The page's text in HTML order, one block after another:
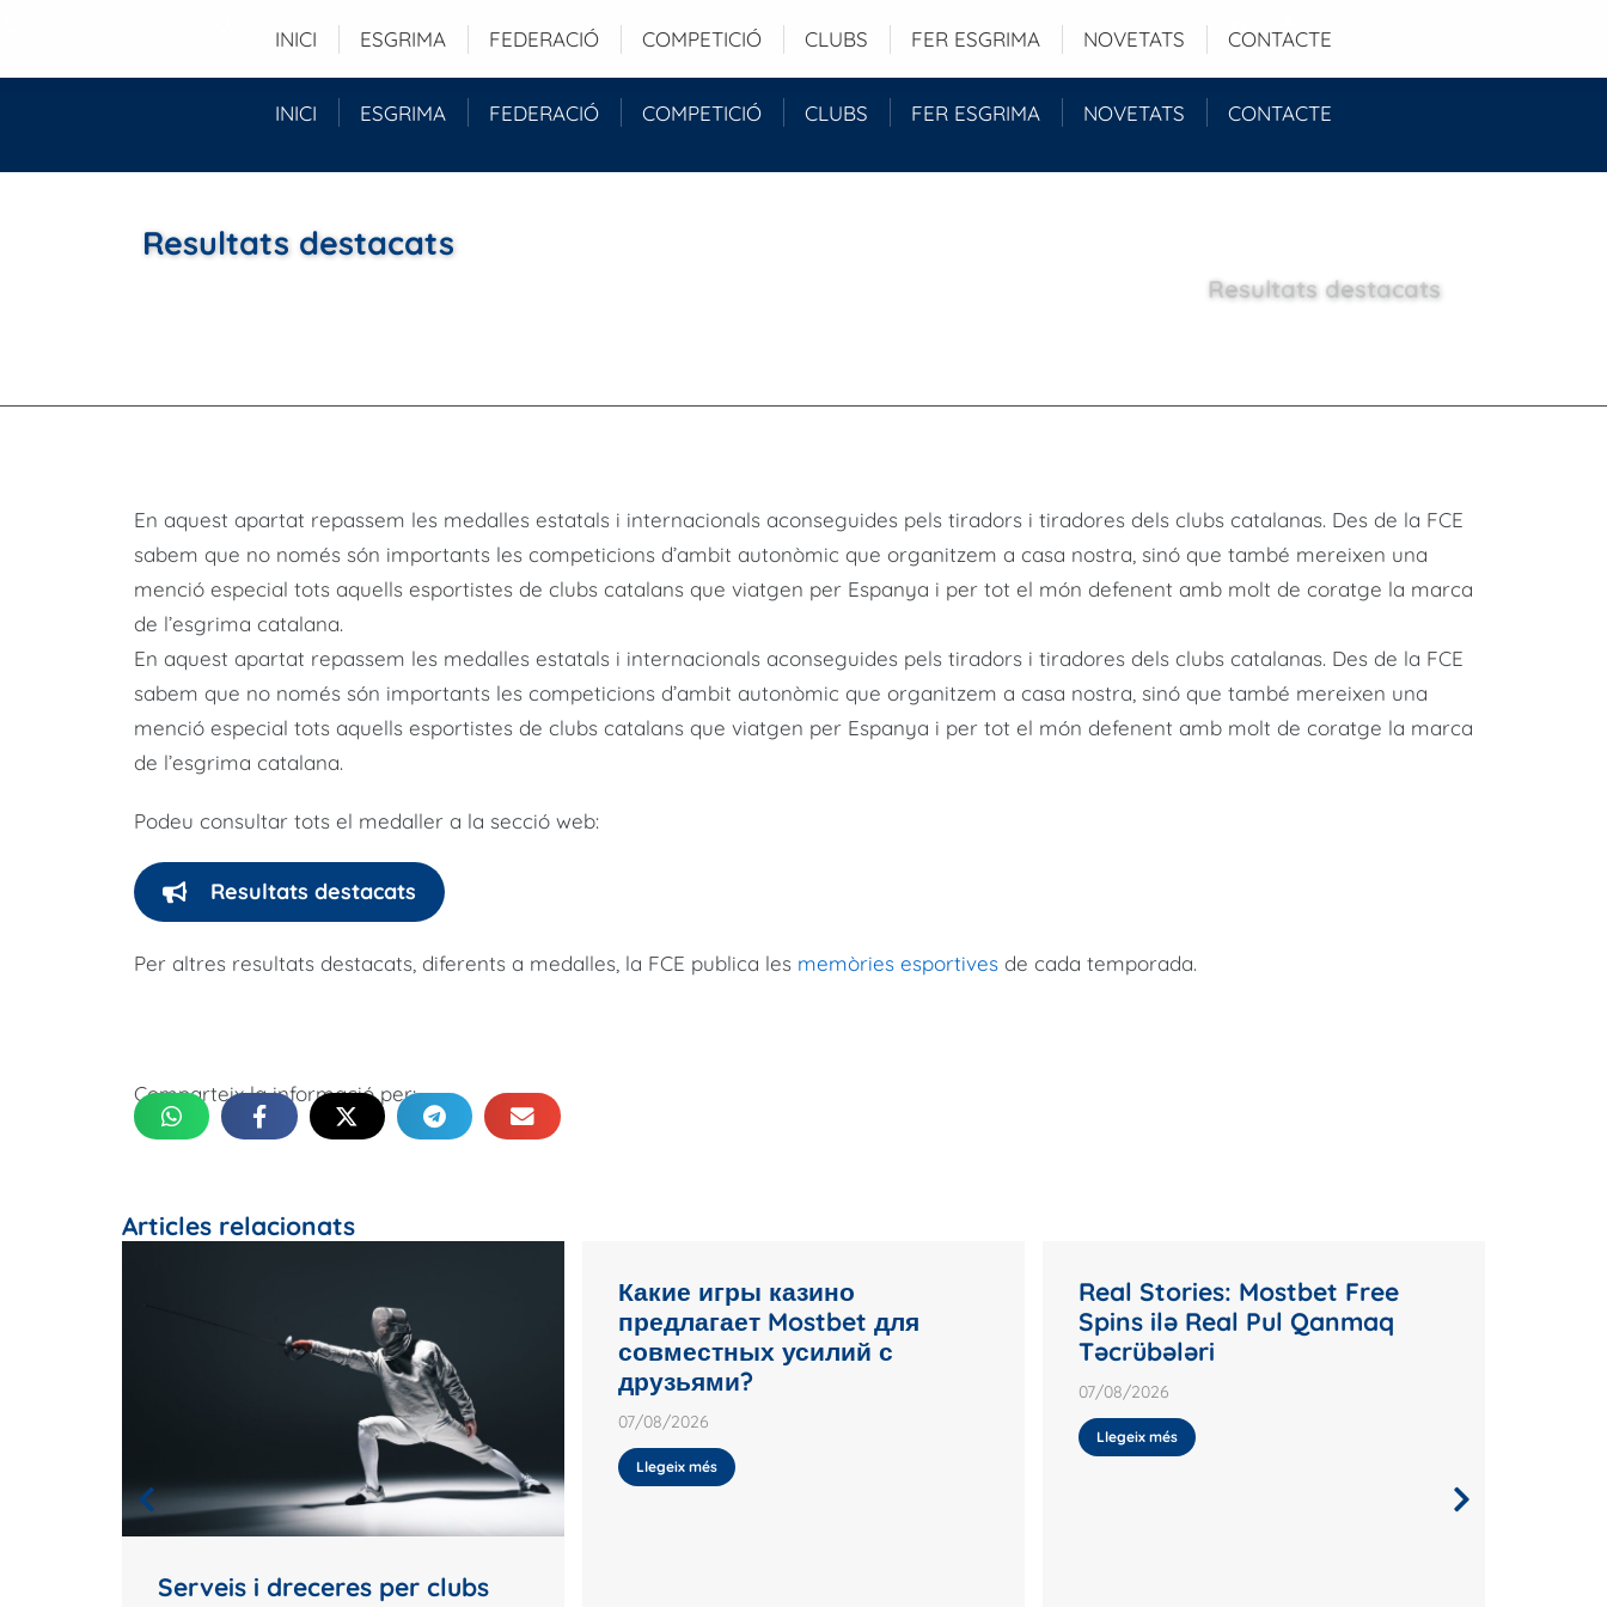
Duquessa d'Orleans, 29 baixos - 08034 - Barcelona (ESP)
INICI ESGRIMA FEDERACIÓ COMPETICIÓ CLUBS FER ESGRIMA NOVETATS CONTACTE
Resultats destacats
Resultats destacats
En aquest apartat repassem les medalles estatals i internacionals aconseguides pels tiradors i tiradores dels clubs catalanas. Des de la FCE
sabem que no només són importants les competicions d’ambit autonòmic que organitzem a casa nostra, sinó que també mereixen una
menció especial tots aquells esportistes de clubs catalans que viatgen per Espanya i per tot el món defenent amb molt de coratge la marca
de l’esgrima catalana.
En aquest apartat repassem les medalles estatals i internacionals aconseguides pels tiradors i tiradores dels clubs catalanas. Des de la FCE
sabem que no només són importants les competicions d’ambit autonòmic que organitzem a casa nostra, sinó que també mereixen una
menció especial tots aquells esportistes de clubs catalans que viatgen per Espanya i per tot el món defenent amb molt de coratge la marca
de l’esgrima catalana.
Podeu consultar tots el medaller a la secció web:
Resultats destacats
Per altres resultats destacats, diferents a medalles, la FCE publica les memòries esportives de cada temporada.
Comparteix la informació per:
Articles relacionats
Serveis i dreceres per clubs
Какие игры казино
предлагает Mostbet для
совместных усилий с
друзьями?
07/08/2026
Llegeix més
Real Stories: Mostbet Free
Spins ilə Real Pul Qanmaq
Təcrübələri
07/08/2026
Llegeix més
INICI ESGRIMA FEDERACIÓ COMPETICIÓ CLUBS FER ESGRIMA NOVETATS CONTACTE